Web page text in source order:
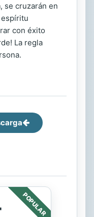
se cruzarán en
con éxito
La regla
POPULAR